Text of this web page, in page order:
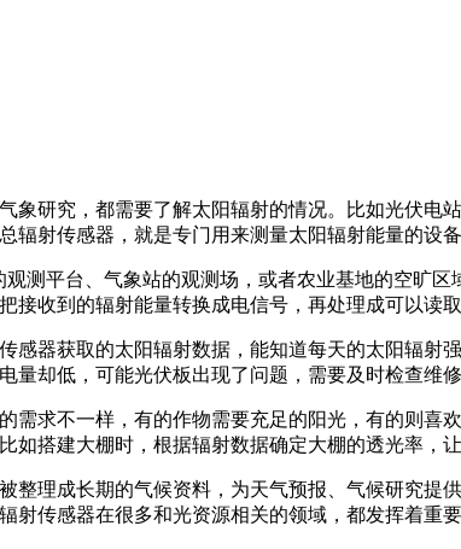
象研究，都需要了解太阳辐射的情况。比如光伏电
射传感器，就是专门用来测量太阳辐射能量的设备
测平台、气象站的观测场，或者农业基地的空旷
收到的辐射能量转换成电信号，再处理成可以读取
器获取的太阳辐射数据，能知道每天的太阳辐射
却低，可能光伏板出现了问题，需要及时检查维修
求不一样，有的作物需要充足的阳光，有的则喜
搭建大棚时，根据辐射数据确定大棚的透光率，
理成长期的气候资料，为天气预报、气候研究提
传感器在很多和光资源相关的领域，都发挥着重要